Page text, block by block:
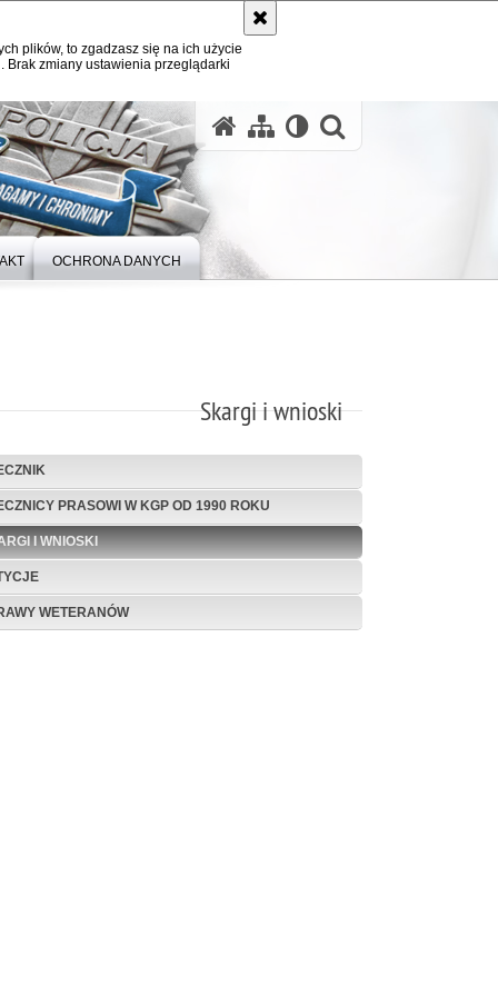
plików, to zgadzasz się na ich użycie
zmiany ustawienia przeglądarki
OCHRONA DANYCH
Skargi i wnioski
PRASOWI W KGP OD 1990 ROKU
I WNIOSKI
WETERANÓW